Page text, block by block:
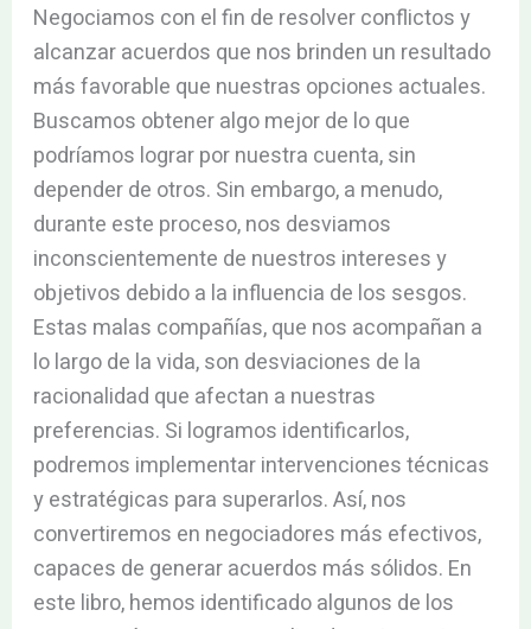
Negociamos con el fin de resolver conflictos y
alcanzar acuerdos que nos brinden un resultado
más favorable que nuestras opciones actuales.
Buscamos obtener algo mejor de lo que
podríamos lograr por nuestra cuenta, sin
depender de otros. Sin embargo, a menudo,
durante este proceso, nos desviamos
inconscientemente de nuestros intereses y
objetivos debido a la influencia de los sesgos.
Estas malas compañías, que nos acompañan a
lo largo de la vida, son desviaciones de la
racionalidad que afectan a nuestras
preferencias. Si logramos identificarlos,
podremos implementar intervenciones técnicas
y estratégicas para superarlos. Así, nos
convertiremos en negociadores más efectivos,
capaces de generar acuerdos más sólidos. En
este libro, hemos identificado algunos de los